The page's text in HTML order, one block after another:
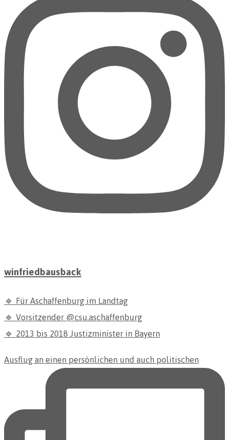
winfriedbausback
🔹 Für Aschaffenburg im Landtag
🔹 Vorsitzender @csu.aschaffenburg
🔹 2013 bis 2018 Justizminister in Bayern
Ausflug an einen persönlichen und auch politischen